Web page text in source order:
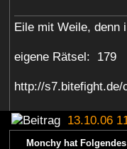
Eile mit Weile, denn
eigene Rätsel: 179
http://s7.bitefight.de/
13.10.06
Monchy hat